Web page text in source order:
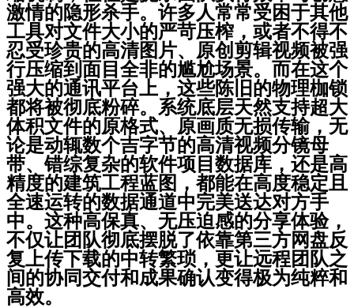
激情的隐形杀手。许多人常常受困于其他
工具对文件大小的严苛压榨，或者不得不
忍受珍贵的高清图片、原创剪辑视频被强
行压缩到面目全非的尴尬场景。而在这个
强大的通讯平台上，这些陈旧的物理枷锁
都将被彻底粉碎。系统底层天然支持超大
体积文件的原格式、原画质无损传输，无
论是动辄数个吉字节的高清视频分镜母
带、错综复杂的软件项目数据库，还是高
精度的建筑工程蓝图，都能在高度稳定且
全速运转的数据通道中完美送达对方手
中。这种高保真、无压迫感的分享体验，
不仅让团队彻底摆脱了依靠第三方网盘反
复上传下载的中转繁琐，更让远程团队之
间的协同交付和成果确认变得极为纯粹和
高效。